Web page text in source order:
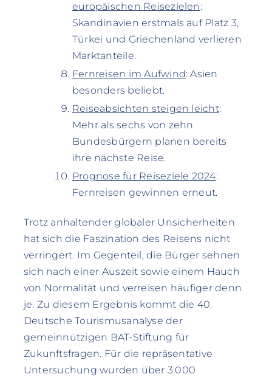
europäischen Reisezielen:
Skandinavien erstmals auf Platz 3,
Türkei und Griechenland verlieren
Marktanteile.
Fernreisen im Aufwind: Asien
besonders beliebt.
Reiseabsichten steigen leicht:
Mehr als sechs von zehn
Bundesbürgern planen bereits
ihre nächste Reise.
Prognose für Reiseziele 2024:
Fernreisen gewinnen erneut.
Trotz anhaltender globaler Unsicherheiten
hat sich die Faszination des Reisens nicht
verringert. Im Gegenteil, die Bürger sehnen
sich nach einer Auszeit sowie einem Hauch
von Normalität und verreisen häufiger denn
je. Zu diesem Ergebnis kommt die 40.
Deutsche Tourismusanalyse der
gemeinnützigen BAT-Stiftung für
Zukunftsfragen. Für die repräsentative
Untersuchung wurden über 3.000